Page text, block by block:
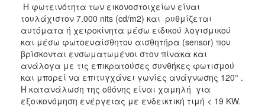
Η φωτεινότητα των εικονοστοιχείων είναι
τουλάχιστον 7.000 nits (cd/m2) και ρυθμίζεται
αυτόματα ή χειροκίνητα μέσω ειδικού λογισμικού
και μέσω φωτοευαίσθητου αισθητήρα (sensor) που
βρίσκονται ενσωματωμένοι στον πίνακα και
ανάλογα με τις επικρατούσες συνθήκες φωτισμού
και μπορεί να επιτυγχάνει γωνίες ανάγνωσης 120° .
Η κατανάλωση της οθόνης είναι χαμηλή για
εξοικονόμηση ενέργειας με ενδεικτική τιμή < 19 KW.